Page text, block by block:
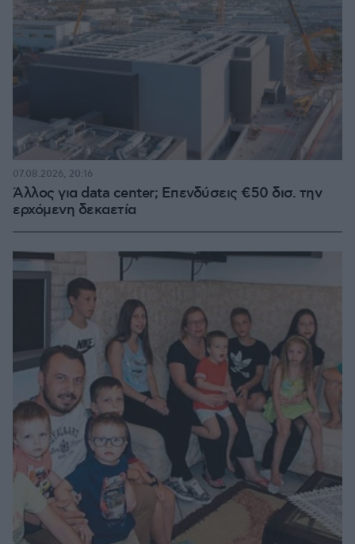
Άλλος για data center; Επενδύσεις €50 δισ. την
ερχόμενη δεκαετία
07.08.2026, 20:16